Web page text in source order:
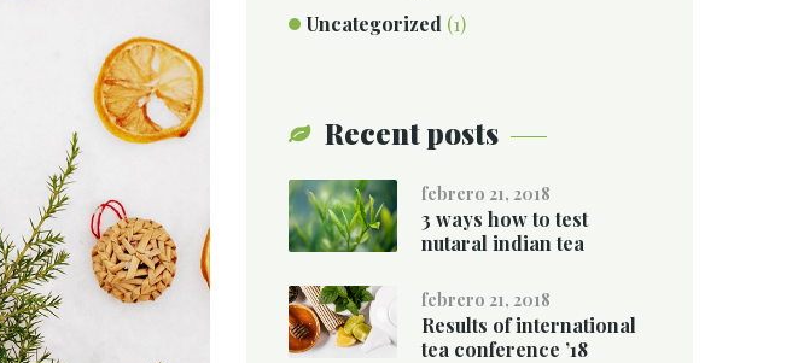
Uncategorized (1)
Recent posts
febrero 21, 2018
3 ways how to test
nutaral indian tea
febrero 21, 2018
Results of international
tea conference ’18